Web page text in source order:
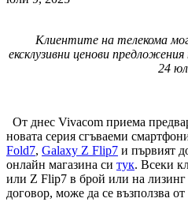
Клиентите на телекома
ексклузивни ценови
24
От днес Vivacom приема
новата серия сгъваеми
Fold7, Galaxy Z Flip7 и първият
онлайн магазина си тук. Всеки
или Z Flip7 в брой или на лизинг
договор, може да се възползва